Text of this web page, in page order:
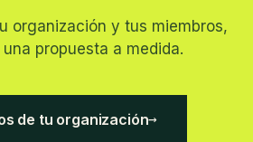
organización y tus miembros,
propuesta a medida.
de tu organización→